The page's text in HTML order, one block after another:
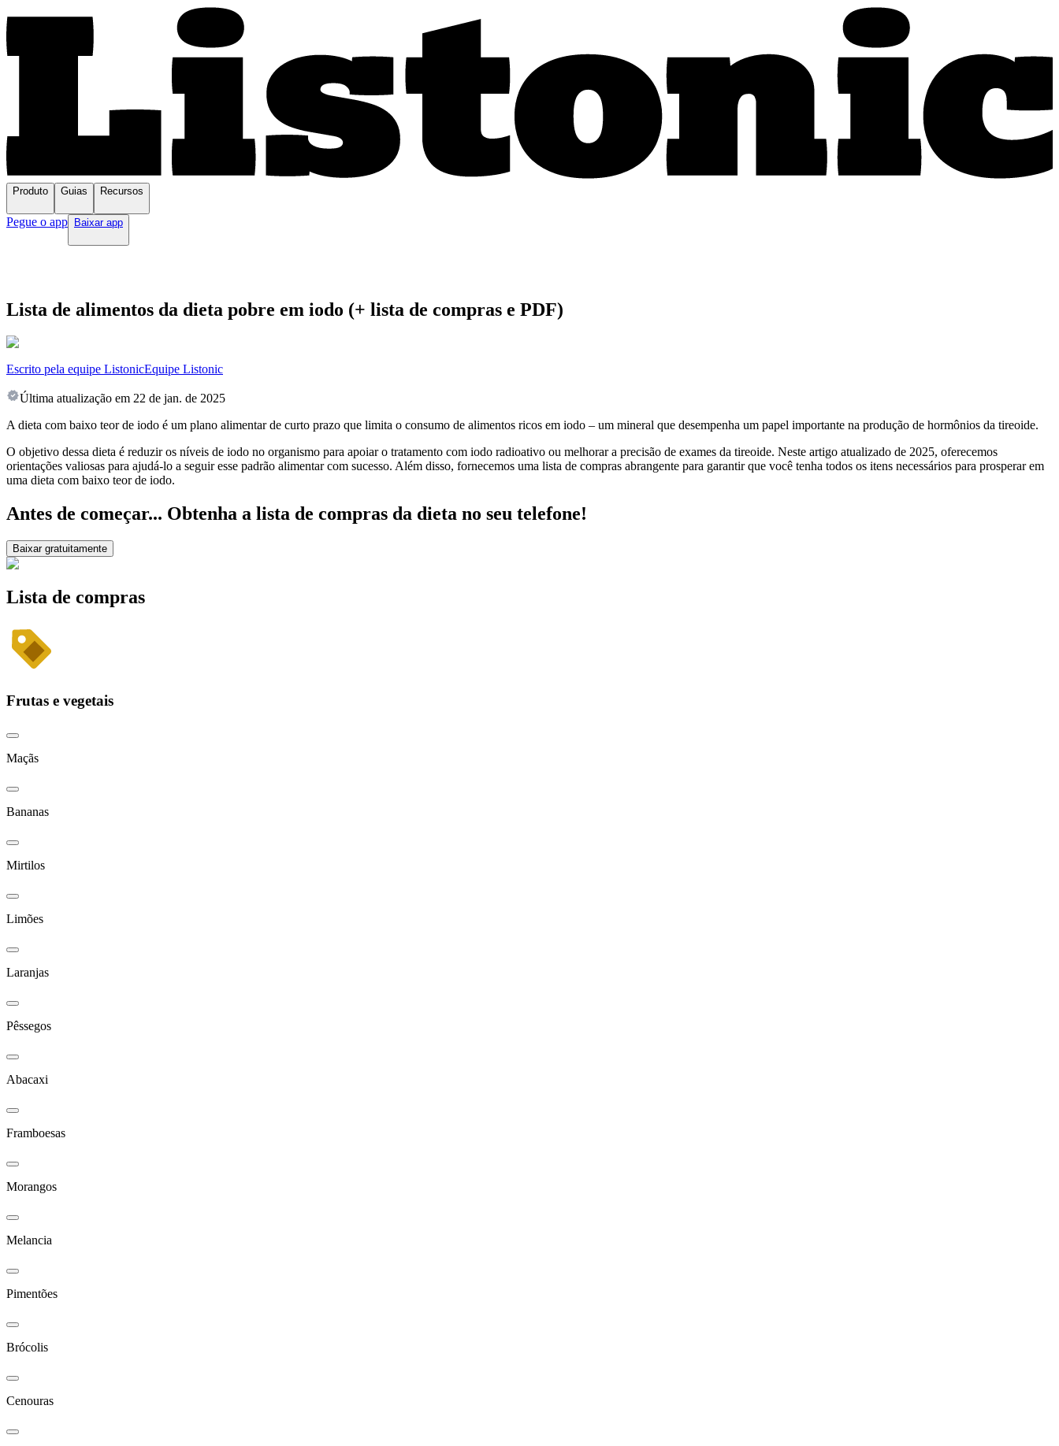
Produto Guias Recursos
Pegue o app Baixar app
Lista de alimentos da dieta pobre em iodo (+ lista de compras e PDF)
Escrito pela equipe ListonicEquipe Listonic
Última atualização em 22 de jan. de 2025
A dieta com baixo teor de iodo é um plano alimentar de curto prazo que limita o consumo de alimentos ricos em iodo – um mineral que desempenha um papel importante na produção de hormônios da tireoide.
O objetivo dessa dieta é reduzir os níveis de iodo no organismo para apoiar o tratamento com iodo radioativo ou melhorar a precisão de exames da tireoide. Neste artigo atualizado de 2025, oferecemos
orientações valiosas para ajudá-lo a seguir esse padrão alimentar com sucesso. Além disso, fornecemos uma lista de compras abrangente para garantir que você tenha todos os itens necessários para prosperar em
uma dieta com baixo teor de iodo.
Antes de começar... Obtenha a lista de compras da dieta no seu telefone!
Baixar gratuitamente
Lista de compras
Frutas e vegetais
Maçãs
Bananas
Mirtilos
Limões
Laranjas
Pêssegos
Abacaxi
Framboesas
Morangos
Melancia
Pimentões
Brócolis
Cenouras